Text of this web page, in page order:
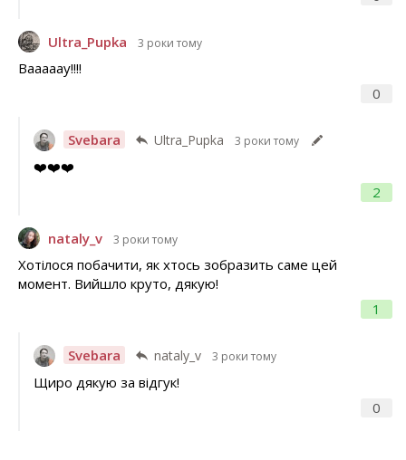
Ultra_Pupka 3 роки тому
0
Вааааау!!!!
Svebara Ultra_Pupka 3 роки тому
2
❤️❤️❤️
nataly_v 3 роки тому
1
Хотілося побачити, як хтось зобразить саме цей
момент. Вийшло круто, дякую!
Svebara nataly_v 3 роки тому
0
Щиро дякую за відгук!